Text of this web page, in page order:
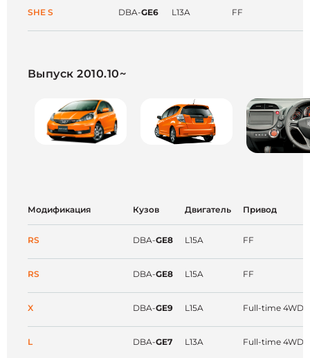
SHE S DBA-GE6 L13A FF
Выпуск 2010.10~
Модификация Кузов Двигатель Привод
RS DBA-GE8 L15A FF
RS DBA-GE8 L15A FF
X DBA-GE9 L15A Full-time 4WD
L DBA-GE7 L13A Full-time 4WD